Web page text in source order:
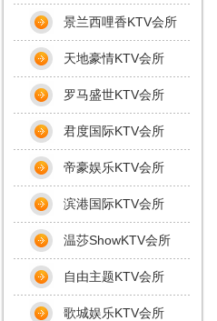
景兰西哩香KTV会所
天地豪情KTV会所
罗马盛世KTV会所
君度国际KTV会所
帝豪娱乐KTV会所
滨港国际KTV会所
温莎ShowKTV会所
自由主题KTV会所
歌城娱乐KTV会所